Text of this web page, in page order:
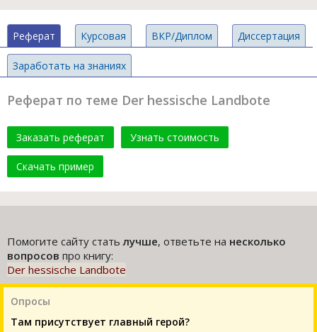
Реферат Курсовая ВКР/Диплом Диссертация
Заработать на знаниях
Реферат по теме Der hessische Landbote
Заказать реферат Узнать стоимость
Скачать пример
Помогите сайту статьлучше, ответьте на несколько
вопросов про книгу:
Der hessische Landbote
Опросы
Там присутствует главный герой?